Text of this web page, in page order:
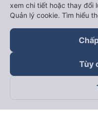
Theo dõi chúng tôi
xem chi tiết hoặc thay đổi
Quản lý cookie. Tìm hiểu
Tùy